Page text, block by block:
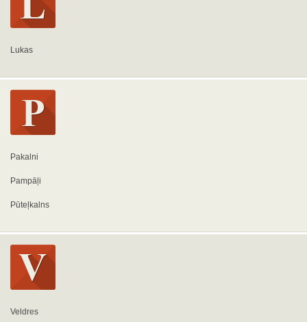
Lukas
Pakalni
Pampāļi
Pūteļkalns
Veldres